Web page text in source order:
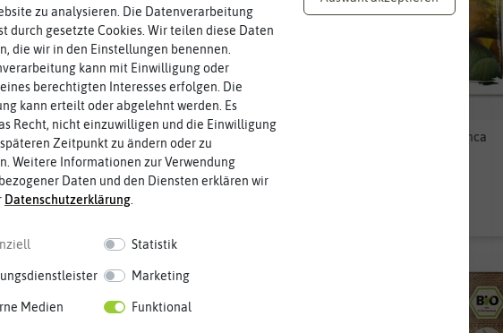
€
Rettich Rex Butternutkürbis Sonca
-50%
zu analysieren. Die Datenverarbeitung
durch gesetzte Cookies. Wir teilen diese Daten
die wir in den Einstellungen benennen.
kann mit Einwilligung oder
berechtigten Interesses erfolgen. Die
kann erteilt oder abgelehnt werden. Es
Recht, nicht einzuwilligen und die Einwilligung
Zeitpunkt zu ändern oder zu
Weitere Informationen zur Verwendung
Daten und den Diensten erklären wir
Daten­schutz­erklärung
Statistik
Marketing
Medien Funktional